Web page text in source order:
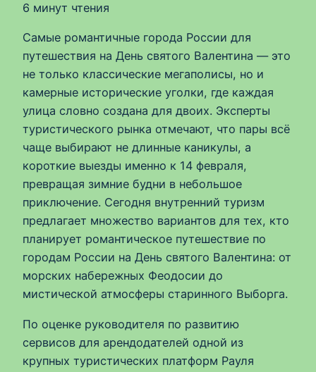
6 минут чтения
Самые романтичные города России для
путешествия на День святого Валентина — это
не только классические мегаполисы, но и
камерные исторические уголки, где каждая
улица словно создана для двоих. Эксперты
туристического рынка отмечают, что пары всё
чаще выбирают не длинные каникулы, а
короткие выезды именно к 14 февраля,
превращая зимние будни в небольшое
приключение. Сегодня внутренний туризм
предлагает множество вариантов для тех, кто
планирует романтическое путешествие по
городам России на День святого Валентина: от
морских набережных Феодосии до
мистической атмосферы старинного Выборга.
По оценке руководителя по развитию
сервисов для арендодателей одной из
крупных туристических платформ Рауля